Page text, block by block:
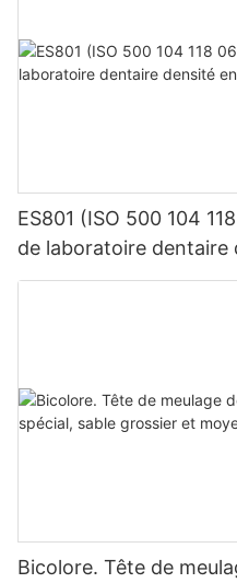
ES801 (ISO 500 104
de laboratoire dentaire
tungstène
Bicolore. Tête de